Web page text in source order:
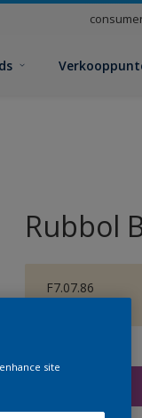
Rubbol
F7.07.86
site